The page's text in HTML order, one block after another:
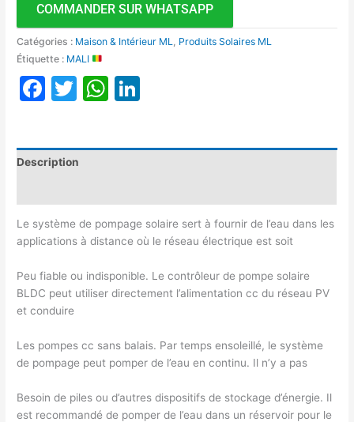
COMMANDER SUR WHATSAPP
Catégories : Maison & Intérieur ML
Produits Solaires ML
Étiquette : MALI
Facebook
TwitterWhatsApp
Description
Le système de pompage solaire sert à fournir de l’eau dans les
applications à distance où le réseau électrique est soit
Peu fiable ou indisponible. Le contrôleur de pompe solaire
BLDC peut utiliser directement l’alimentation cc du réseau PV
et conduire
Les pompes cc sans balais. Par temps ensoleillé, le système
de pompage peut pomper de l’eau en continu. Il n’y a pas
Besoin de piles ou d’autres dispositifs de stockage d’énergie. Il
est recommandé de pomper de l’eau dans un réservoir pour le